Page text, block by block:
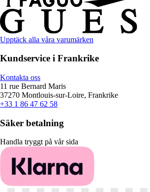
Upptäck alla våra varumärken
Kundservice i Frankrike
Kontakta oss
11 rue Bernard Maris
37270 Montlouis-sur-Loire, Frankrike
+33 1 86 47 62 58
Säker betalning
Handla tryggt på vår sida